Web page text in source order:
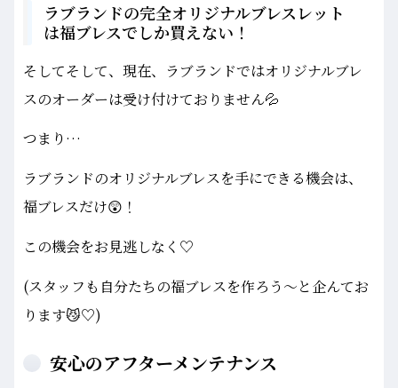
ラブランドの完全オリジナルブレスレット
は福ブレスでしか買えない！
そしてそして、現在、ラブランドではオリジナルブレ
スのオーダーは受け付けておりません💦
つまり…
ラブランドのオリジナルブレスを手にできる機会は、
福ブレスだけ😲！
この機会をお見逃しなく♡
(スタッフも自分たちの福ブレスを作ろう〜と企んてお
ります😼♡)
安心のアフターメンテナンス